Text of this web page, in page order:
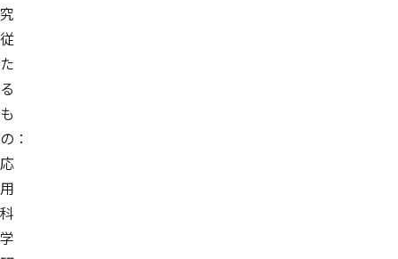
究
従
た
る
も
の：
応
用
科
学